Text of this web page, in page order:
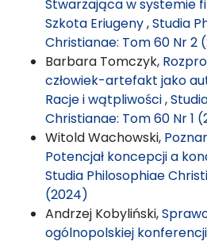
Stwarzająca w systemie
Szkota Eriugeny,Studia
Christianae: Tom 60 Nr 2
Barbara Tomczyk,
człowiek-artefakt jako
Racje i wątpliwości,
Christianae: Tom 60 Nr 1
Witold Wachowski,
Potencjał koncepcji a
Studia Philosophiae
(2024)
Andrzej Kobyliński,
ogólnopolskiej